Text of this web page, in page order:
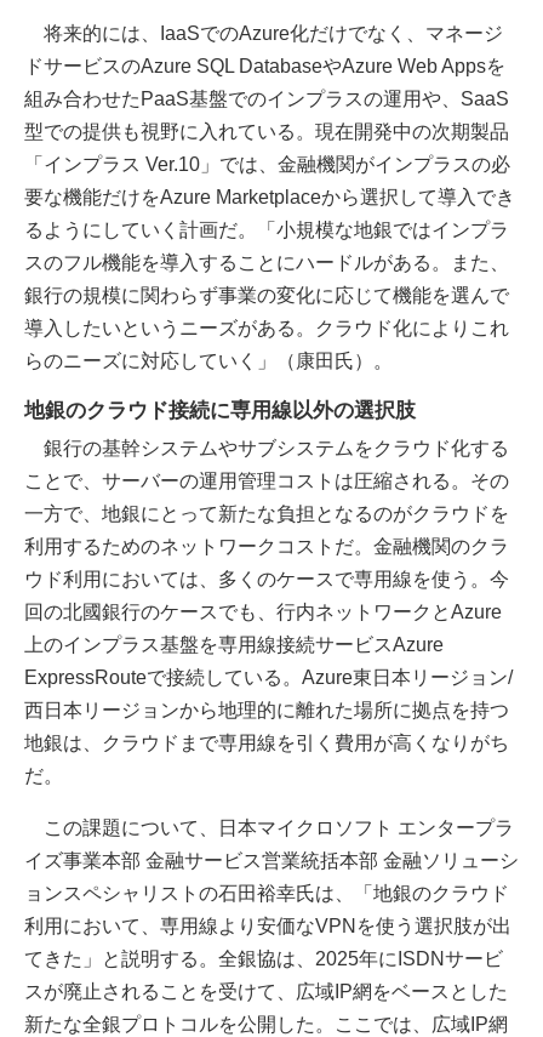
将来的には、IaaSでのAzure化だけでなく、マネージ
ドサービスのAzure SQL DatabaseやAzure Web Appsを
組み合わせたPaaS基盤でのインプラスの運用や、SaaS
型での提供も視野に入れている。現在開発中の次期製品
「インプラス Ver.10」では、金融機関がインプラスの必
要な機能だけをAzure Marketplaceから選択して導入でき
るようにしていく計画だ。「小規模な地銀ではインプラ
スのフル機能を導入することにハードルがある。また、
銀行の規模に関わらず事業の変化に応じて機能を選んで
導入したいというニーズがある。クラウド化によりこれ
らのニーズに対応していく」（康田氏）。
地銀のクラウド接続に専用線以外の選択肢
銀行の基幹システムやサブシステムをクラウド化する
ことで、サーバーの運用管理コストは圧縮される。その
一方で、地銀にとって新たな負担となるのがクラウドを
利用するためのネットワークコストだ。金融機関のクラ
ウド利用においては、多くのケースで専用線を使う。今
回の北國銀行のケースでも、行内ネットワークとAzure
上のインプラス基盤を専用線接続サービスAzure
ExpressRouteで接続している。Azure東日本リージョン/
西日本リージョンから地理的に離れた場所に拠点を持つ
地銀は、クラウドまで専用線を引く費用が高くなりがち
だ。
この課題について、日本マイクロソフト エンタープラ
イズ事業本部 金融サービス営業統括本部 金融ソリューシ
ョンスペシャリストの石田裕幸氏は、「地銀のクラウド
利用において、専用線より安価なVPNを使う選択肢が出
てきた」と説明する。全銀協は、2025年にISDNサービ
スが廃止されることを受けて、広域IP網をベースとした
新たな全銀プロトコルを公開した。ここでは、広域IP網